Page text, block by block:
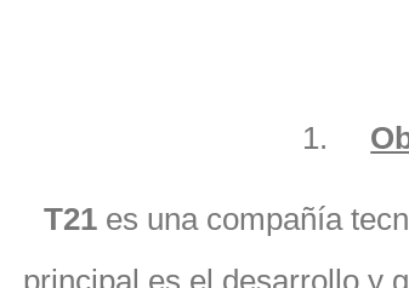
1.
T21es una compañía
principal es el desarrollo y